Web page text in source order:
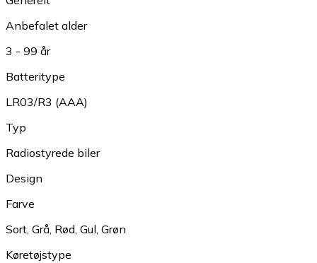
Anbefalet alder
3 - 99 år
Batteritype
LR03/R3 (AAA)
Typ
Radiostyrede biler
Design
Farve
Sort, Grå, Rød, Gul, Grøn
Køretøjstype